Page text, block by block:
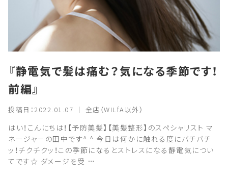
『静電気で髪は痛む？気になる季節です！
前編』
投稿日：2022.01.07 ｜ 全店（WILfA以外）
はい！こんにちは！【予防美髪】【美髪整形】のスペシャリスト マ
ネージャーの田中です^ ^ 今日は何かに触れる度にバチバチ
ッ！チクチクッ！この季節になるとストレスになる静電気につい
てです☆ ダメージを受 …